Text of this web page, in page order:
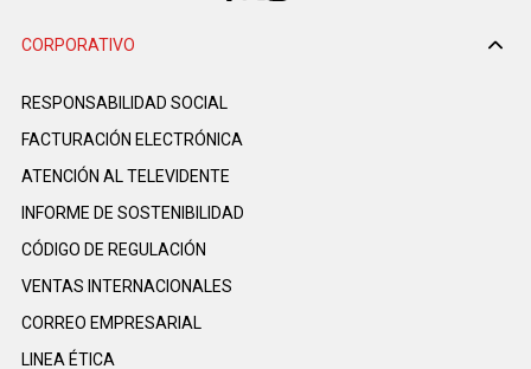
CORPORATIVO
RESPONSABILIDAD SOCIAL
FACTURACIÓN ELECTRÓNICA
ATENCIÓN AL TELEVIDENTE
INFORME DE SOSTENIBILIDAD
CÓDIGO DE REGULACIÓN
VENTAS INTERNACIONALES
CORREO EMPRESARIAL
LINEA ÉTICA